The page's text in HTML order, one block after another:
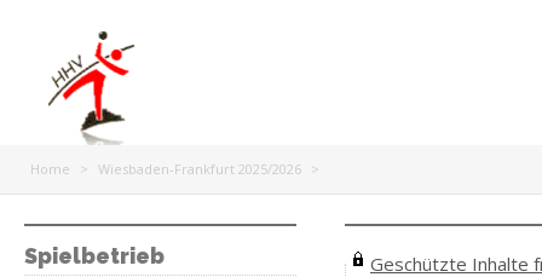
Home > Wiesbaden-Frankfurt 2025/2026 >
Spielbetrieb Geschützte Inhalte